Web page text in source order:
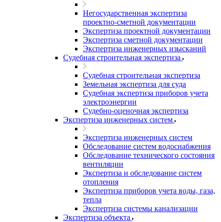
Негосударственная экспертиза
проектно-сметной документации
Экспертиза проектной документации
Экспертиза сметной документации
Экспертиза инженерных изысканий
Судебная строительная экспертиза
Судебная строительная экспертиза
Земельная экспертиза для суда
Судебная экспертиза приборов учета
электроэнергии
Судебно-оценочная экспертиза
Экспертиза инженерных систем
Экспертиза инженерных систем
Обследование систем водоснабжения
Обследование технического состояния
вентиляции
Экспертиза и обследование систем
отопления
Экспертиза приборов учета воды, газа,
тепла
Экспертиза системы канализации
Экспертиза объекта